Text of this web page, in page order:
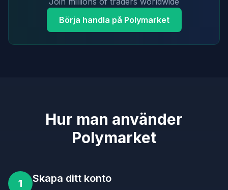
Börja handla på Polymarket
Hur man använder
Polymarket
1 Skapa ditt konto